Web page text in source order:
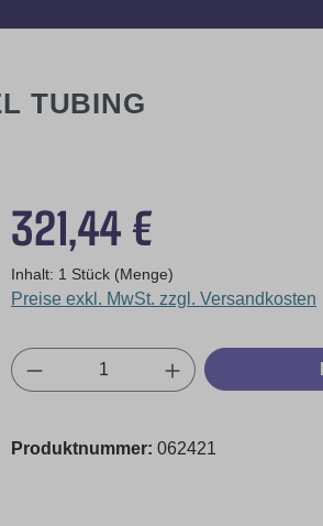
TUBING
321,44 €
Inhalt: 1 Stück (Menge)
Preise exkl. MwSt. zzgl. Versandkosten
Produkt Anzahl: Gib den
Produktnummer: 062421